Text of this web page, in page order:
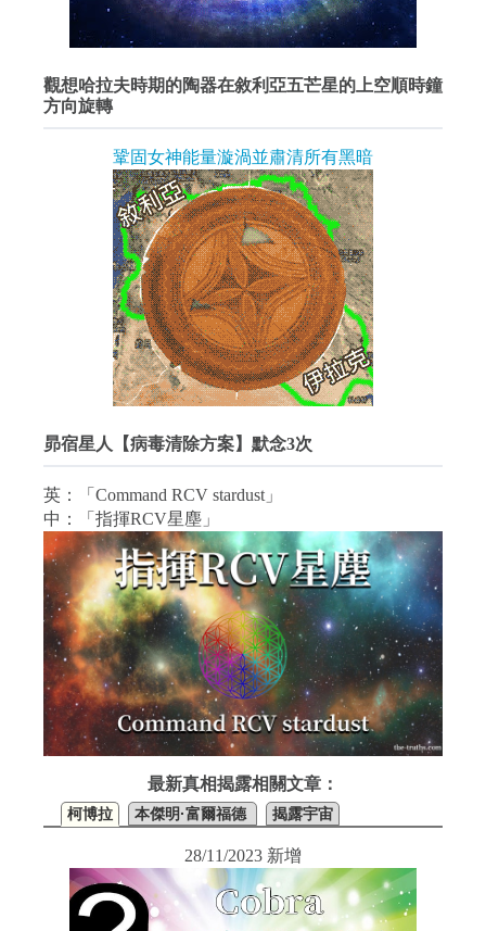
觀想哈拉夫時期的陶器在敘利亞五芒星的上空順時鐘
方向旋轉
鞏固女神能量漩渦並肅清所有黑暗
昴宿星人【病毒清除方案】默念3次
英：「Command RCV stardust」
中：「指揮RCV星塵」
最新真相揭露相關文章：
柯博拉 本傑明·富爾福德 揭露宇宙
28/11/2023 新增